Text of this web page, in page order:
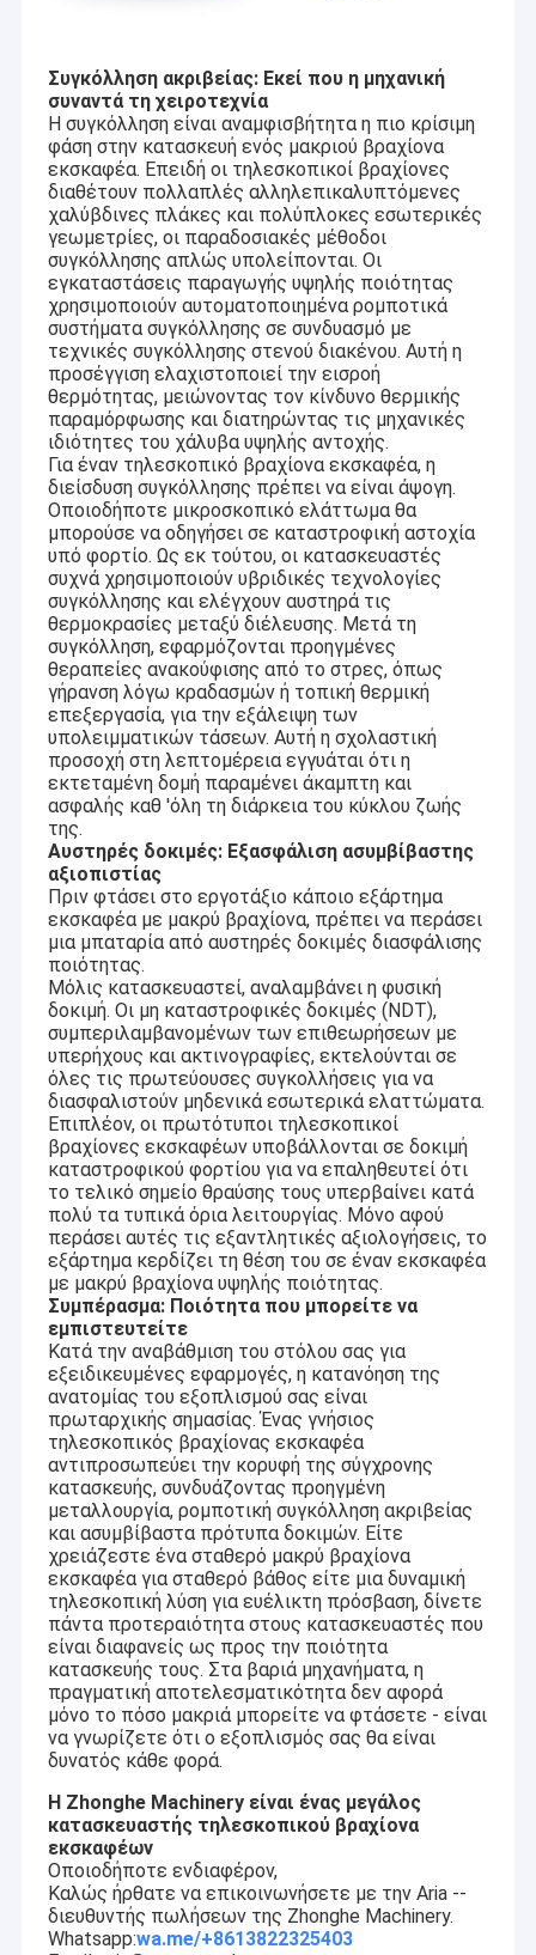
Σπίτι
Προϊόντα
Βίντεο
Εμφάνιση VR
Σχετικά με εμάς
Επισκεψή εργοστασίου
Έλεγχος ποιότητας
Ειδήσεις
Υποθέσεις
Ζητήστε μια προσφορά
μακροχρόνιος βραχίονας προσιτότητας εκσκαφέων
Τηλεσκοπικός βραχίονας εκσκαφέων
Τηλεσκοπικός βραχίονας
Τηλεσκοπικός βραχίονας εκσκαφέων
οδηγώντας βραχίονας σωρών εκσκαφέων
βραχίονας σήραγγας εκσκαφέα
Βραχίονας κατεδάφισης
Βόλος πετρώματος εξορυκτικού μηχανήματος
Εκσκαφέας επεξεργασίας υλικών
Κάδος κλίσης εκσκαφέων
βάζο λάσπης εκσκαφέα
Βάζο βράχου
Συγκόλληση ακριβείας: Εκεί που η μηχανική
συναντά τη χειροτεχνία
Η συγκόλληση είναι αναμφισβήτητα η πιο κρίσιμη
φάση στην κατασκευή ενός μακριού βραχίονα
εκσκαφέα. Επειδή οι τηλεσκοπικοί βραχίονες
διαθέτουν πολλαπλές αλληλεπικαλυπτόμενες
χαλύβδινες πλάκες και πολύπλοκες εσωτερικές
γεωμετρίες, οι παραδοσιακές μέθοδοι
συγκόλλησης απλώς υπολείπονται. Οι
εγκαταστάσεις παραγωγής υψηλής ποιότητας
χρησιμοποιούν αυτοματοποιημένα ρομποτικά
συστήματα συγκόλλησης σε συνδυασμό με
τεχνικές συγκόλλησης στενού διακένου. Αυτή η
προσέγγιση ελαχιστοποιεί την εισροή
θερμότητας, μειώνοντας τον κίνδυνο θερμικής
παραμόρφωσης και διατηρώντας τις μηχανικές
ιδιότητες του χάλυβα υψηλής αντοχής.
Για έναν τηλεσκοπικό βραχίονα εκσκαφέα, η
διείσδυση συγκόλλησης πρέπει να είναι άψογη.
Οποιοδήποτε μικροσκοπικό ελάττωμα θα
μπορούσε να οδηγήσει σε καταστροφική αστοχία
υπό φορτίο. Ως εκ τούτου, οι κατασκευαστές
συχνά χρησιμοποιούν υβριδικές τεχνολογίες
συγκόλλησης και ελέγχουν αυστηρά τις
θερμοκρασίες μεταξύ διέλευσης. Μετά τη
συγκόλληση, εφαρμόζονται προηγμένες
θεραπείες ανακούφισης από το στρες, όπως
γήρανση λόγω κραδασμών ή τοπική θερμική
επεξεργασία, για την εξάλειψη των
υπολειμματικών τάσεων. Αυτή η σχολαστική
προσοχή στη λεπτομέρεια εγγυάται ότι η
εκτεταμένη δομή παραμένει άκαμπτη και
ασφαλής καθ 'όλη τη διάρκεια του κύκλου ζωής
της.
Αυστηρές δοκιμές: Εξασφάλιση ασυμβίβαστης
αξιοπιστίας
Πριν φτάσει στο εργοτάξιο κάποιο εξάρτημα
εκσκαφέα με μακρύ βραχίονα, πρέπει να περάσει
μια μπαταρία από αυστηρές δοκιμές διασφάλισης
ποιότητας.
Μόλις κατασκευαστεί, αναλαμβάνει η φυσική
δοκιμή. Οι μη καταστροφικές δοκιμές (NDT),
συμπεριλαμβανομένων των επιθεωρήσεων με
υπερήχους και ακτινογραφίες, εκτελούνται σε
όλες τις πρωτεύουσες συγκολλήσεις για να
διασφαλιστούν μηδενικά εσωτερικά ελαττώματα.
Επιπλέον, οι πρωτότυποι τηλεσκοπικοί
βραχίονες εκσκαφέων υποβάλλονται σε δοκιμή
καταστροφικού φορτίου για να επαληθευτεί ότι
το τελικό σημείο θραύσης τους υπερβαίνει κατά
πολύ τα τυπικά όρια λειτουργίας. Μόνο αφού
περάσει αυτές τις εξαντλητικές αξιολογήσεις, το
εξάρτημα κερδίζει τη θέση του σε έναν εκσκαφέα
με μακρύ βραχίονα υψηλής ποιότητας.
Συμπέρασμα: Ποιότητα που μπορείτε να
εμπιστευτείτε
Κατά την αναβάθμιση του στόλου σας για
εξειδικευμένες εφαρμογές, η κατανόηση της
ανατομίας του εξοπλισμού σας είναι
πρωταρχικής σημασίας. Ένας γνήσιος
τηλεσκοπικός βραχίονας εκσκαφέα
αντιπροσωπεύει την κορυφή της σύγχρονης
κατασκευής, συνδυάζοντας προηγμένη
μεταλλουργία, ρομποτική συγκόλληση ακριβείας
και ασυμβίβαστα πρότυπα δοκιμών. Είτε
χρειάζεστε ένα σταθερό μακρύ βραχίονα
εκσκαφέα για σταθερό βάθος είτε μια δυναμική
τηλεσκοπική λύση για ευέλικτη πρόσβαση, δίνετε
πάντα προτεραιότητα στους κατασκευαστές που
είναι διαφανείς ως προς την ποιότητα
κατασκευής τους. Στα βαριά μηχανήματα, η
πραγματική αποτελεσματικότητα δεν αφορά
μόνο το πόσο μακριά μπορείτε να φτάσετε - είναι
να γνωρίζετε ότι ο εξοπλισμός σας θα είναι
δυνατός κάθε φορά.
Η Zhonghe Machinery είναι ένας μεγάλος
κατασκευαστής τηλεσκοπικού βραχίονα
εκσκαφέων
Οποιοδήποτε ενδιαφέρον,
Καλώς ήρθατε να επικοινωνήσετε με την Aria --
διευθυντής πωλήσεων της Zhonghe Machinery.
Whatsapp:wa.me/+8613822325403
Εισαγωγή
Η Kaiping Zhonghe Machinery είναι ένας κορυφαίος
κατασκευαστής που ειδικεύεται σε υψηλής
ποιότητας σκάφους, βουνά και εξαρτήματα.λύσεις
υψηλών επιδόσεων για την κατασκευήΗ δέσμευσή
μας για ακρίβεια, καινοτομία και αξιοπιστία μας έχει
κάνει έναν αξιόπιστο συνεργάτη για επιχειρήσεις σε
όλο τον κόσμο.
Βασικά προϊόντα
Η Kaiping Zhonghe Machinery προσφέρει μια
ολοκληρωμένη γκάμα εξαρτημάτων εκσκαφιστών
που έχουν σχεδιαστεί για να βελτιώσουν την
αποτελεσματικότητα και την ευελιξία σε διάφορες
εφαρμογές.
Μεγάλη εμβέλεια χεριών Ιδανικό για βαθιές
ανασκαφές, εκσκαφές και εκτεταμένες εφαρμογές.
Τηλεσκοπικοί βραχίονες ∙ Συμπεριλαμβανομένων
των τηλεσκοπικών βραχίονων δύο και τριών
τμημάτων για ευέλικτη λειτουργία σε
περιορισμένους χώρους.
Στρίβοντας Άκρα εργασία υψηλή
αποτελεσματικότητα στην ανασκαφή caissons,
θεμέλιο του σπιτιού, βαθιά λάκκους κλπ.
Πύραυλοι Πύραυλοι Πύραυλοι Πύραυλοι Πύραυλοι
Πύραυλοι Πύραυλοι Πύραυλοι Πύραυλοι Πύραυλοι
Πύραυλοι Πύραυλοι Πύραυλοι Πύραυλοι Πύραυλοι
Πύραυλοι Πύραυλοι Πύραυλοι Πύραυλοι Πύραυλοι
Πύραυλοι Πύραυλοι Πύραυλοι Πύραυλοι Πύραυλοι
Πύραυλοι Πύραυλοι Πύραυλοι Πύραυλοι Πύραυλοι
Πύραυλοι Πύραυλοι Πύραυλοι Πύραυλοι Πύραυλοι
Πύραυλοι Πύραυλοι Πύραυλοι Πύραυλοι Πύραυλοι
Πύραυλοι Πύραυλοι Πύραυλοι Πύραυλοι Πύραυλοι
Άπλα κατεδάφισης ️ Άπλα κατεδάφισης δύο και τριών
τμημάτων κατασκευασμένα για εργασίες
κατεδάφισης υψηλού αντίκτυπου.
Άρθρο 2 του κανονισμού (ΕΚ) αριθ. 765/2008 της
Επιτροπής.
Επικεφαλής του οχήματος
Συμπεριλαμβανομένων των ατσάλινων λαβών, των
λαβών πέτρας και των εξειδικευμένων κουβάδων,
όπως οι κουβάδες πέτρας, οι τυποποιημένοι
κουβάδες, οι κουβάδες πλέγματος και οι κουβάδες
Γιατί να επιλέξετε τη Zhonghe Machinery;
Ανώτερη ποιότητα και αντοχή
Τα προϊόντα μας κατασκευάζονται με υψηλής
ποιότητας χάλυβα και υπόκεινται σε αυστηρό
έλεγχο ποιότητας για να εξασφαλίσουν
μακροζωία και απόδοση σε απαιτητικές συνθήκες.